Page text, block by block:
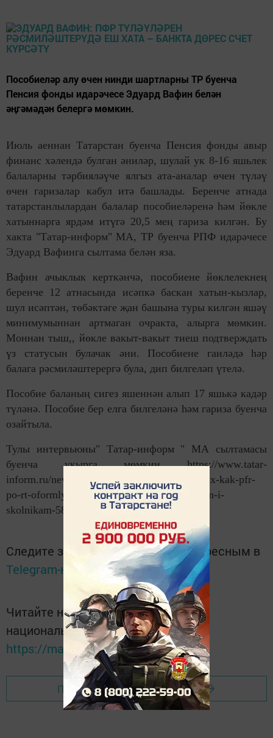
Пособиеләр алу өчен нинди шартларны ТР буенча
Пенсия фонды идарәчесе Эдуард Вафин белән
әңгәмәдән белергә мөмкин.
Июль аеннан Татарстан буенча Пенсия фонды авыр
финанс хәлендә булган әниләр, шулай ук 8-16 яшьлек
балаларны тәрбияләүче ялгыз ата-аналар өчен түләү
өчен гаризалар кабул итә башлады. Беренче атнада
татарстанлылардан балалар пособиеләренә һәм йөкле
хатыннарга ярдәм итүгә 20,5 мең гариза килгән. Бу
хакта "Татар-информ" МА, ТР буенча РПФ идарәчесе
Эдуард Вафинга сылтама белән яза.
Вафин ачыклык керткәнчә, пособиене йөклелекнең
беренче 12 атнасында исәпкә баскан хатын-кызлар,
шул исәптән, төбәктәге җан башына туры килгән яшәү
минимумыннан артмаган очракта, алырга мөмкин.
Моннан тыш,, йөкле вакыт-вакыт тиеш подтверждать
үз статусын булачак әни. Пособиене гаиләдә һәр
балага рәсмиләштерергә була, дип билгеләп үтелә.
Пособие баланың сигез яшеннән алып 17 яшькә кадәр
түләнә. Пособие бер елга билгеләнә һәм гариза буенча
озайтыла.
Тулы интервьюны" Татар-информ " МА сылтамасы
буенча укырга мөмкин https://www.tatar-
inform.ru/news/aziotaz-i-osibki-v-zayavleniyax-kak-pfr-
po-rt-oformlyaet-posobiya-budushhim-mamam-i-
skolnikam-5828950
Следите за самым важным и интересным в
Telegram-канале
Татмедиа
Читайте новости Татарстана в
национальном мессенджере MАХ:
https://max.ru/tatmedia
Перейти на страницу новости